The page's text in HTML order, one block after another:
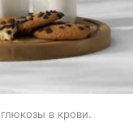
в крови.